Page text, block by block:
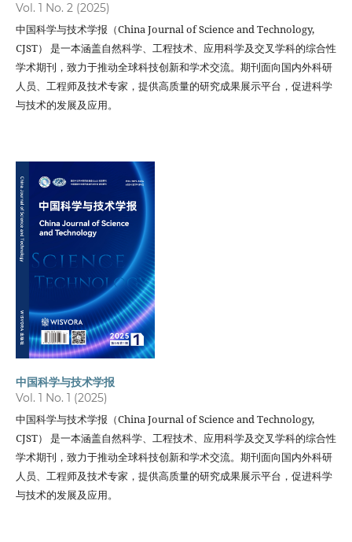
Vol. 1 No. 2 (2025)
中国科学与技术学报（China Journal of Science and Technology,
CJST） 是一本涵盖自然科学、工程技术、应用科学及交叉学科的综合性
学术期刊，致力于推动全球科技创新和学术交流。期刊面向国内外科研
人员、工程师及技术专家，提供高质量的研究成果展示平台，促进科学
与技术的发展及应用。
中国科学与技术学报
Vol. 1 No. 1 (2025)
中国科学与技术学报（China Journal of Science and Technology,
CJST） 是一本涵盖自然科学、工程技术、应用科学及交叉学科的综合性
学术期刊，致力于推动全球科技创新和学术交流。期刊面向国内外科研
人员、工程师及技术专家，提供高质量的研究成果展示平台，促进科学
与技术的发展及应用。